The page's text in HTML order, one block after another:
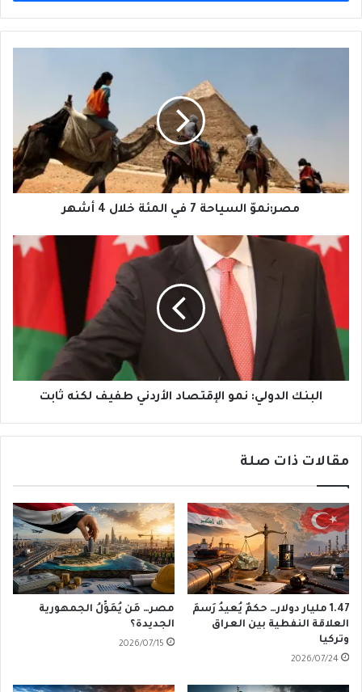
مصر:نموّ السياحة 7 في المئة خلال 4 أشهر
البنك
الدولي:
الإقتصاد
الأردني
طفيف
لكنه
ثابت
البنك الدولي: نمو الإقتصاد الأردني طفيف لكنه ثابت
مقالات ذات صلة
1.47 مليار دولار… حكمٌ يُعيدُ رَسمَ
العلاقة النفطية بين العراق
وتركيا
2026/07/24
مصر… مَن يُمَوِّلُ الجمهورية
الجديدة؟
2026/07/15